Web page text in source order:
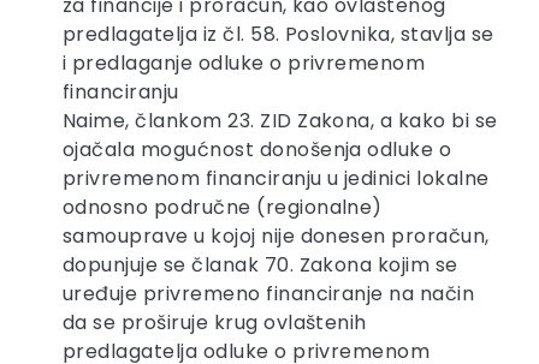
za financije i proračun, kao ovlaštenog
predlagatelja iz čl. 58. Poslovnika, stavlja se
i predlaganje odluke o privremenom
financiranju
Naime, člankom 23. ZID Zakona, a kako bi se
ojačala mogućnost donošenja odluke o
privremenom financiranju u jedinici lokalne
odnosno područne (regionalne)
samouprave u kojoj nije donesen proračun,
dopunjuje se članak 70. Zakona kojim se
uređuje privremeno financiranje na način
da se proširuje krug ovlaštenih
predlagatelja odluke o privremenom